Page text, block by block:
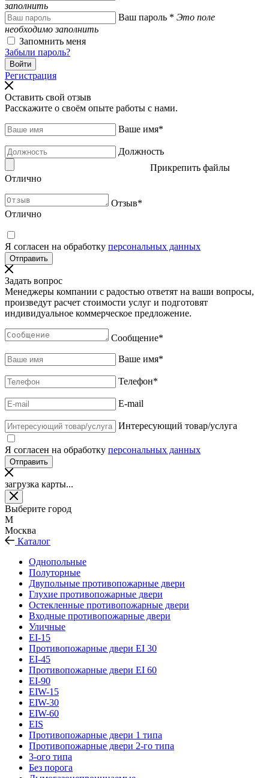
заполнить
Ваш пароль * Это поле
необходимо заполнить
Запомнить меня
Забыли пароль?
Регистрация
Оставить свой отзыв
Расскажите о своём опыте работы с нами.
Ваше имя*
Должность
Прикрепить файлы
Отлично
Отзыв*
Отлично
Я согласен на обработку персональных данных
Задать вопрос
Менеджеры компании с радостью ответят на ваши вопросы,
произведут расчет стоимости услуг и подготовят
индивидуальное коммерческое предложение.
Сообщение*
Ваше имя*
Телефон*
E-mail
Интересующий товар/услуга
Я согласен на обработку персональных данных
загрузка карты...
Выберите город
М
Москва
Каталог
Однопольные
Полуторные
Двупольные противопожарные двери
Глухие противопожарные двери
Остекленные противопожарные двери
Входные противопожарные двери
Уличные
EI-15
Противопожарные двери EI 30
EI-45
Противопожарные двери EI 60
EI-90
EIW-15
EIW-30
EIW-60
EIS
Противопожарные двери 1 типа
Противопожарные двери 2-го типа
3-ого типа
Без порога